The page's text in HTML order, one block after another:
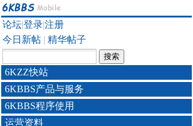
论坛|登录|注册
今日新帖 | 精华帖子
6KZZ快站
6KBBS产品与服务
6KBBS程序使用
运营资料